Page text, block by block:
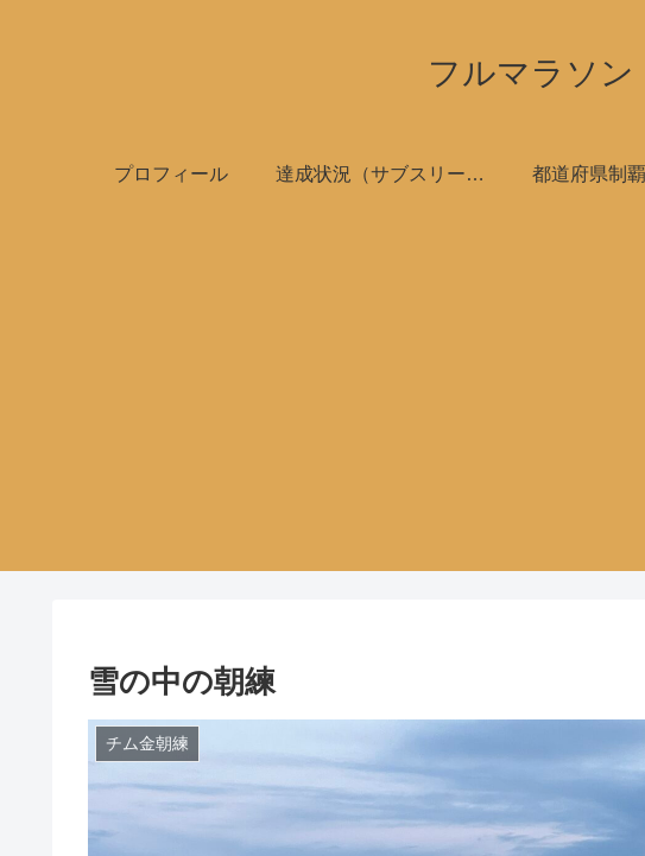
フルマラソ
プロフィール 達成状況（サブスリーで全国制覇） 都道府県制覇
雪の中の朝練
チム金朝練